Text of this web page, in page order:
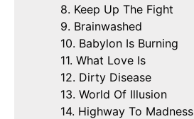
8. Keep Up The Fight
9. Brainwashed
10. Babylon Is Burning
11. What Love Is
12. Dirty Disease
13. World Of Illusion
14. Highway To Madness